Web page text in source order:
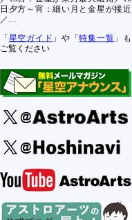
日夕方～宵：細い月と金星が接近
／…
「 星空ガイド 」や「特集一覧 」も
ご覧ください